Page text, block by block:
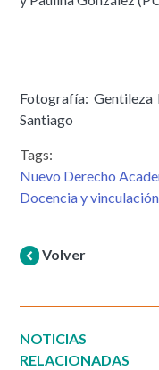
Fotografía: Gentileza
Santiago
Tags:
Nuevo Derecho
Docencia y vinculación
Volver
NOTICIAS
RELACIONADAS